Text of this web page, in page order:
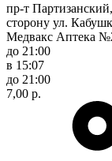
пр-т
сторону ул.
Медвакс Аптека
до 21:00
в 15:07
до 21:00
7,00 р.